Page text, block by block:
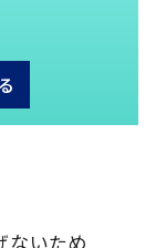
ないため